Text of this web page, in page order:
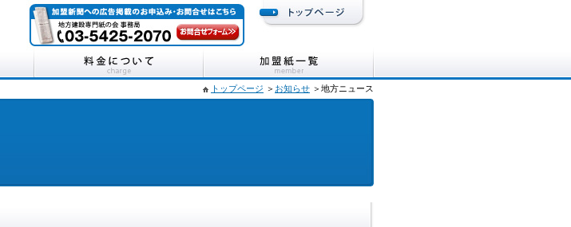
トップページ ＞ お知らせ ＞地方ニュース